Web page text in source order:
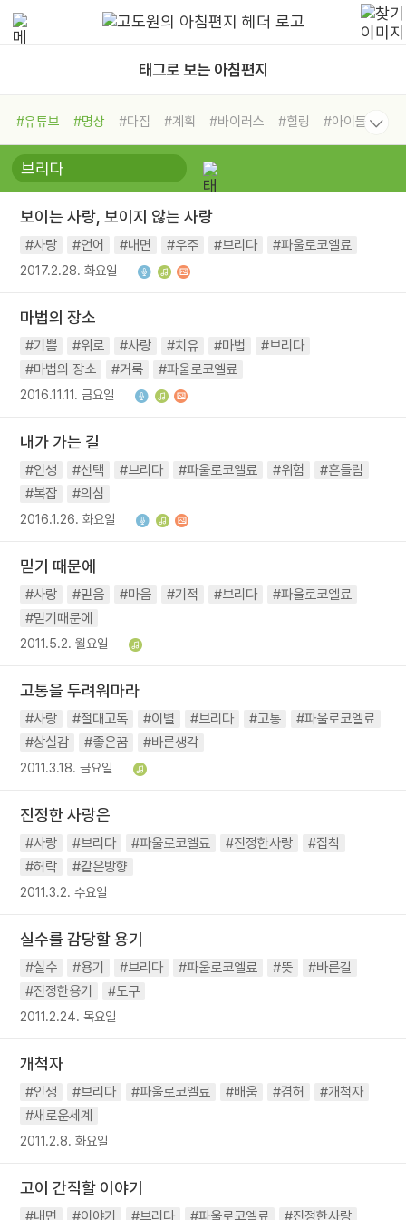
태그로 보는 아침편지
#유튜브 #명상 #다짐 #계획 #바이러스 #힐링
#아이들
#비전캠프
#독서캠프 #삶
#희망
#나눔 #친구 #링컨학교
#독서
#건강 #면역력
보이는 사랑, 보이지 않는 사랑
#사랑 #언어 #내면 #우주 #브리다 #파울로코엘료
2017.2.28. 화요일
마법의 장소
#기쁨 #위로 #사랑 #치유 #마법
#브리다
#마법의 장소
#거룩 #파울로코엘료
2016.11.11. 금요일
내가 가는 길
#인생 #선택 #브리다 #파울로코엘료 #위험
#흔들림
#복잡
#의심
2016.1.26. 화요일
믿기 때문에
#사랑 #믿음 #마음 #기적 #브리다
#파울로코엘료
#믿기때문에
2011.5.2. 월요일
고통을 두려워마라
#사랑 #절대고독 #이별 #브리다 #고통
#파울로코엘료
#상실감
#좋은꿈 #바른생각
2011.3.18. 금요일
진정한 사랑은
#사랑 #브리다 #파울로코엘료 #진정한사랑
#집착
#허락
#같은방향
2011.3.2. 수요일
실수를 감당할 용기
#실수 #용기 #브리다 #파울로코엘료 #뜻
#바른길
#진정한용기
#도구
2011.2.24. 목요일
개척자
#인생 #브리다 #파울로코엘료 #배움 #겸허
#개척자
#새로운세계
2011.2.8. 화요일
고이 간직할 이야기
#내면 #이야기 #브리다 #파울로코엘료 #진정한사랑